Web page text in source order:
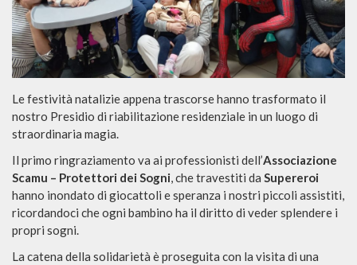
Le festività natalizie appena trascorse hanno trasformato il
nostro Presidio di riabilitazione residenziale in un luogo di
straordinaria magia.
Il primo ringraziamento va ai professionisti dell’Associazione
Scamu – Protettori dei Sogni, che travestiti da Supereroi
hanno inondato di giocattoli e speranza i nostri piccoli assistiti,
ricordandoci che ogni bambino ha il diritto di veder splendere i
propri sogni.
La catena della solidarietà è proseguita con la visita di una